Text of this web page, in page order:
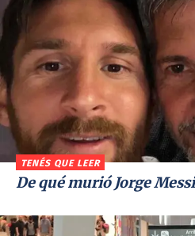
TENÉS QUE LEER
De qué murió Jorge